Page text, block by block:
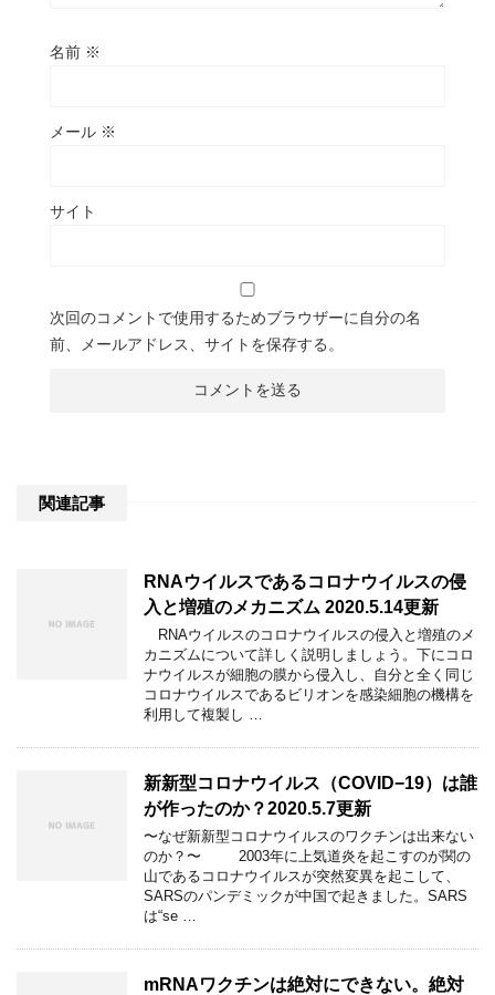
名前 ※
メール ※
サイト
次回のコメントで使用するためブラウザーに自分の名
前、メールアドレス、サイトを保存する。
関連記事
RNAウイルスであるコロナウイルスの侵
入と増殖のメカニズム 2020.5.14更新
RNAウイルスのコロナウイルスの侵入と増殖のメ
カニズムについて詳しく説明しましょう。下にコロ
ナウイルスが細胞の膜から侵入し、自分と全く同じ
コロナウイルスであるビリオンを感染細胞の機構を
利用して複製し …
新新型コロナウイルス（COVID−19）は誰
が作ったのか？2020.5.7更新
〜なぜ新新型コロナウイルスのワクチンは出来ない
のか？〜 2003年に上気道炎を起こすのが関の
山であるコロナウイルスが突然変異を起こして、
SARSのパンデミックが中国で起きました。SARS
は“se …
mRNAワクチンは絶対にできない。絶対